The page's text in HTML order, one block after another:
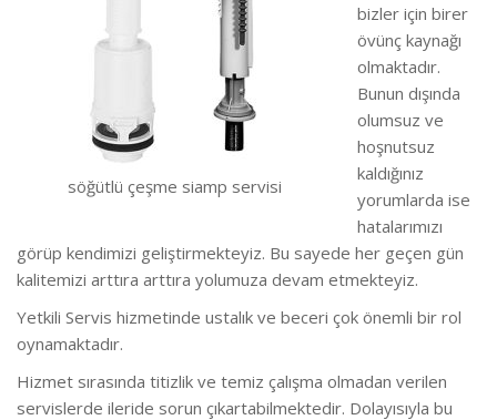
söğütlü çeşme siamp servisi
bizler için birer
övünç kaynağı
olmaktadır.
Bunun dışında
olumsuz ve
hoşnutsuz
kaldığınız
yorumlarda ise
hatalarımızı
görüp kendimizi geliştirmekteyiz. Bu sayede her geçen gün
kalitemizi arttıra arttıra yolumuza devam etmekteyiz.
Yetkili Servis hizmetinde ustalık ve beceri çok önemli bir rol
oynamaktadır.
Hizmet sırasında titizlik ve temiz çalışma olmadan verilen
servislerde ileride sorun çıkartabilmektedir. Dolayısıyla bu